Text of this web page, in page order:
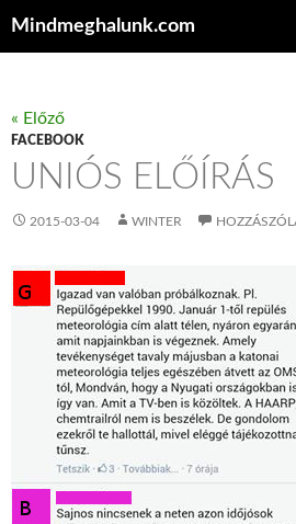
Mindmeghalunk.com
« Előző
FACEBOOK
UNIÓS ELŐÍRÁS
2015-03-04 WINTER